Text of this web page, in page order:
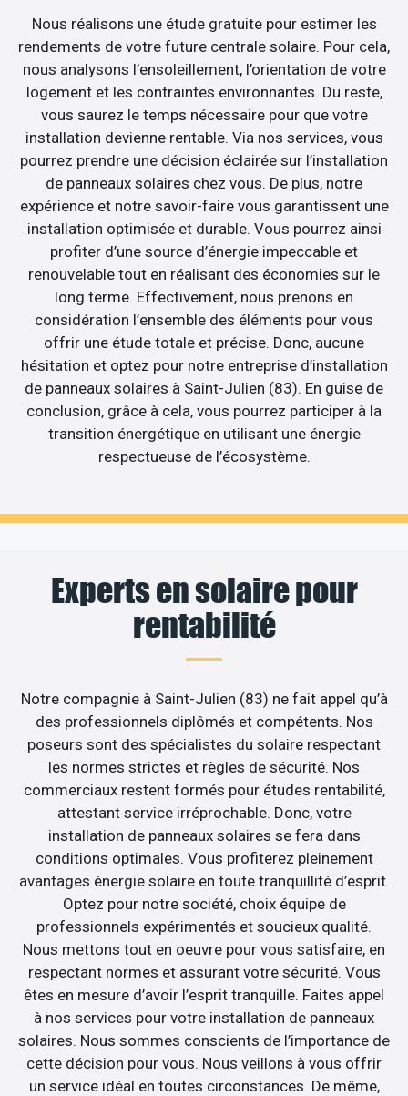
Nous réalisons une étude gratuite pour estimer les
rendements de votre future centrale solaire. Pour cela,
nous analysons l’ensoleillement, l’orientation de votre
logement et les contraintes environnantes. Du reste,
vous saurez le temps nécessaire pour que votre
installation devienne rentable. Via nos services, vous
pourrez prendre une décision éclairée sur l’installation
de panneaux solaires chez vous. De plus, notre
expérience et notre savoir-faire vous garantissent une
installation optimisée et durable. Vous pourrez ainsi
profiter d’une source d’énergie impeccable et
renouvelable tout en réalisant des économies sur le
long terme. Effectivement, nous prenons en
considération l’ensemble des éléments pour vous
offrir une étude totale et précise. Donc, aucune
hésitation et optez pour notre entreprise d’installation
de panneaux solaires à Saint-Julien (83). En guise de
conclusion, grâce à cela, vous pourrez participer à la
transition énergétique en utilisant une énergie
respectueuse de l’écosystème.
Experts en solaire pour
rentabilité
Notre compagnie à Saint-Julien (83) ne fait appel qu’à
des professionnels diplômés et compétents. Nos
poseurs sont des spécialistes du solaire respectant
les normes strictes et règles de sécurité. Nos
commerciaux restent formés pour études rentabilité,
attestant service irréprochable. Donc, votre
installation de panneaux solaires se fera dans
conditions optimales. Vous profiterez pleinement
avantages énergie solaire en toute tranquillité d’esprit.
Optez pour notre société, choix équipe de
professionnels expérimentés et soucieux qualité.
Nous mettons tout en oeuvre pour vous satisfaire, en
respectant normes et assurant votre sécurité. Vous
êtes en mesure d’avoir l’esprit tranquille. Faites appel
à nos services pour votre installation de panneaux
solaires. Nous sommes conscients de l’importance de
cette décision pour vous. Nous veillons à vous offrir
un service idéal en toutes circonstances. De même,